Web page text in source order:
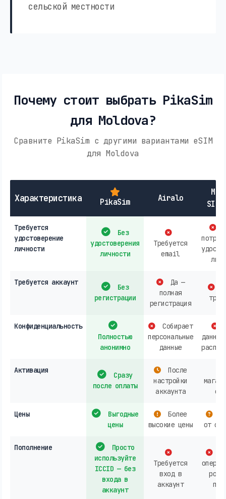
сельской местности
Почему стоит выбрать PikaSim
для Moldova?
Сравните PikaSim с другими вариантами eSIM
для Moldova
Характеристика PikaSim Airalo
SIM-
Требуется
удостоверение
личности
Без
удостоверения
личности
Требуется
email
Требуется аккаунт
Без
регистрации
Да —
полная
регистрация
Конфиденциальность
Полностью
анонимно
Собирает
персональные
данные
Активация
Сразу
после оплаты
После
настройки
аккаунта
Цены
Выгодные
цены
Более
высокие цены
от
Пополнение
Просто
используйте
ICCID — без
входа в
аккаунт
Требуется
вход в
аккаунт